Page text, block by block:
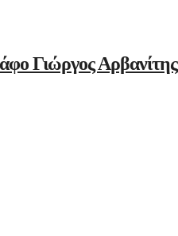
Γιώργος Αρβανίτης